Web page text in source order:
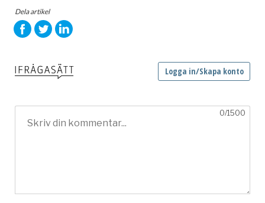
Dela artikel